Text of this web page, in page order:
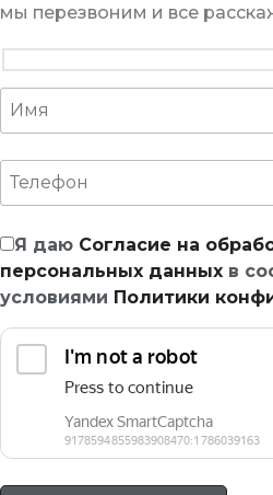
мы перезвоним и все
Я даю Согласие на
персональных данных в
условиями Политики